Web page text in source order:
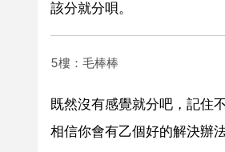
該分就分唄。
5樓：毛棒棒
既然沒有感覺就分吧，記住
相信你會有乙個好的解決辦法